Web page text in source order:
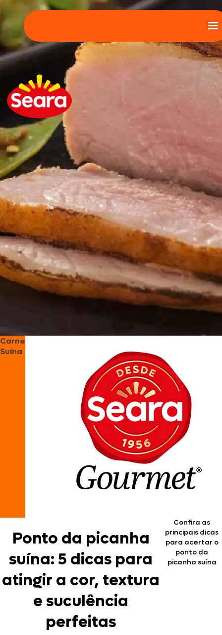
Carne
Suína
Ponto da picanha
suína: 5 dicas para
atingir a cor, textura
e suculência
perfeitas
Confira as
principais dicas
para acertar o
ponto da
picanha suína